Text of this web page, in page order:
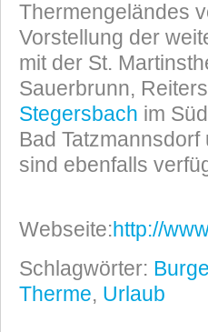
Thermengeländes
Vorstellung der
mit der St.
Sauerbrunn,
Stegersbach im
Bad
sind ebenfalls
Webseite:http://
Schlagwörter:
Therme, Urlaub